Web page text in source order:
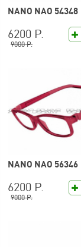
NANO NAO 54348
6200 Р.
9000 Р.
NANO NAO 56346
6200 Р.
9000 Р.